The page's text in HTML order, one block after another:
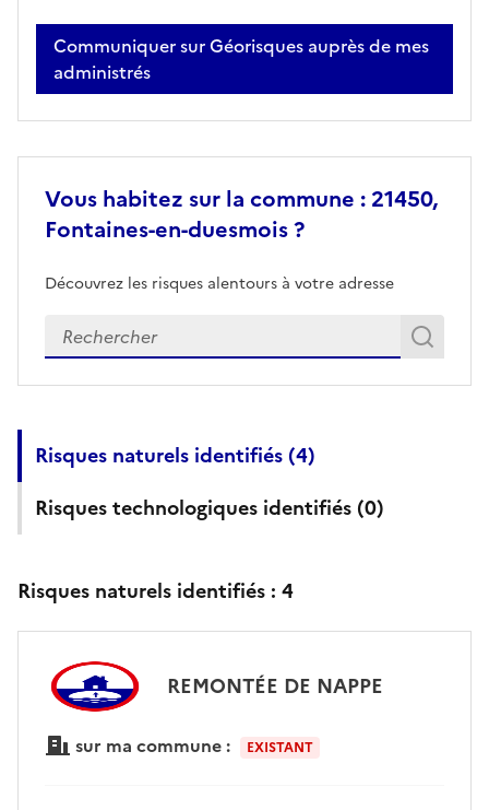
Communiquer sur Géorisques auprès de mes
administrés
Vous habitez sur la commune : 21450,
Fontaines-en-duesmois ?
Découvrez les risques alentours à votre adresse
Veuillez renseigner votre adresse exacte
Risques naturels identifiés (4)
Risques technologiques identifiés (0)
Risques naturels identifiés : 4
REMONTÉE DE NAPPE
sur ma commune : EXISTANT